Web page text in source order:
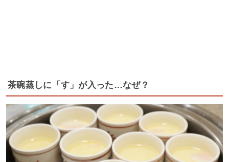
茶碗蒸しに「す」が入った…なぜ？